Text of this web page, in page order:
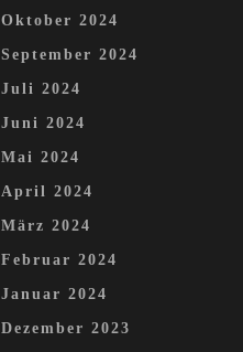
Oktober 2024
September 2024
Juli 2024
Juni 2024
Mai 2024
April 2024
März 2024
Februar 2024
Januar 2024
Dezember 2023